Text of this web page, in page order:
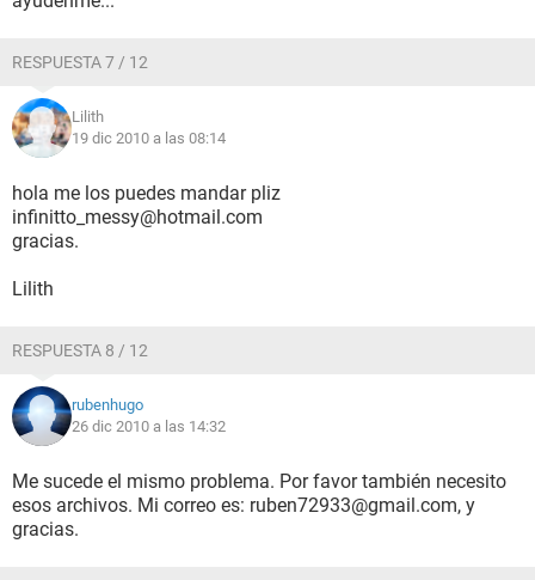
RESPUESTA 7 / 12
Lilith
19 dic 2010 a las 08:14
hola me los puedes mandar pliz
infinitto_messy@hotmail.com
gracias.
Lilith
RESPUESTA 8 / 12
rubenhugo
26 dic 2010 a las 14:32
Me sucede el mismo problema. Por favor también necesito
esos archivos. Mi correo es: ruben72933@gmail.com, y
gracias.